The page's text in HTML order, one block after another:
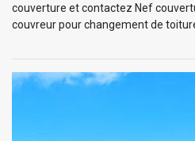
couverture et contactez Nef
couvreur pour changement de